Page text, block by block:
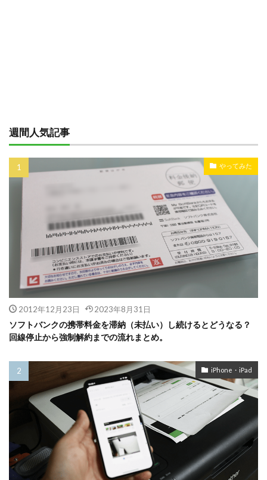
週間人気記事
やってみた
2012年12月23日 2023年8月31日
ソフトバンクの携帯料金を滞納（未払い）し続けるとどうなる？
回線停止から強制解約までの流れまとめ。
iPhone・iPad